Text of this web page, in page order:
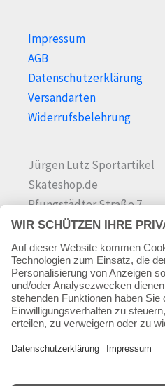
Impressum
AGB
Datenschutzerklärung
Versandarten
Widerrufsbelehrung
Jürgen Lutz Sportartikel
Skateshop.de
Pfungstädter Straße 7
64342 Seeheim-Jugenheim
Tel.06257 868181
Mail:info@skateshop.de
Warenkorb
Mein Konto